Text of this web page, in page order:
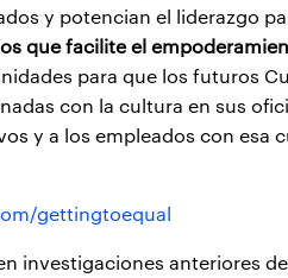
y potencian el liderazgo
que facilite el
para que los futuros
con la cultura en sus
y a los empleados con esa
gettingtoequal
investigaciones anteriores